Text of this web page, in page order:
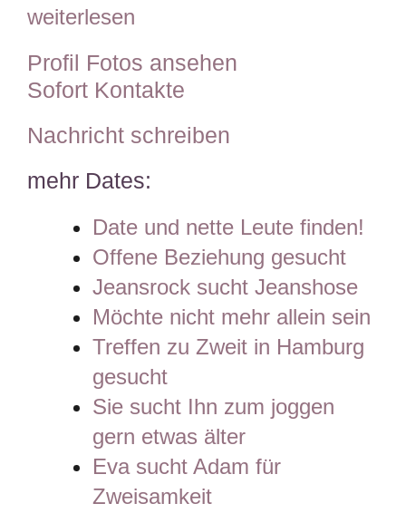
weiterlesen
Profil Fotos ansehen
Sofort Kontakte
Nachricht schreiben
mehr Dates:
Date und nette Leute finden!
Offene Beziehung gesucht
Jeansrock sucht Jeanshose
Möchte nicht mehr allein sein
Treffen zu Zweit in Hamburg
gesucht
Sie sucht Ihn zum joggen
gern etwas älter
Eva sucht Adam für
Zweisamkeit